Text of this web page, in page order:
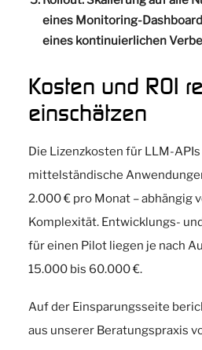
eines Monitoring-
eines kontinuierlichen
Kosten und ROI
einschätzen
Die Lizenzkosten für LLM-
mittelständische
2.000 € pro Monat – abhängig
Komplexität. Entwicklungs-
für einen Pilot liegen je nach
15.000 bis 60.000 €.
Auf der Einsparungsseite
aus unserer Beratungspraxis